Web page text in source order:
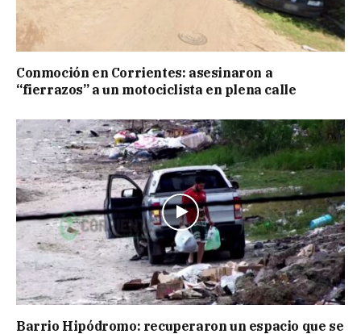
Conmoción en Corrientes: asesinaron a
“fierrazos” a un motociclista en plena calle
Barrio Hipódromo: recuperaron un espacio que se